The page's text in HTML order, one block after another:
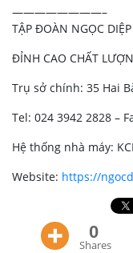
————————–
TẬP ĐOÀN NGỌC DIỆP
ĐỈNH CAO CHẤT
Trụ sở chính: 35 Hai
Tel: 024 3942 2828 –
Hệ thống nhà máy:
Website: https://
0
Shares